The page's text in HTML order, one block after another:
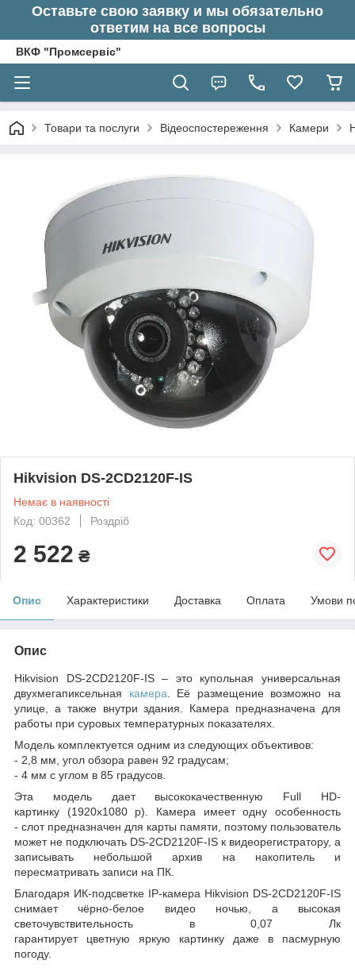
Оставьте свою заявку и мы обязательно
ответим на все вопросы
ВКФ "Промсервіс"
Товари та послуги Відеоспостереження Камери
Hikvision DS-2CD2120F-IS
Немає в наявності
Код: 00362
Роздріб
2 522 ₴
Опис Характеристики Доставка Оплата Умови
Опис
Hikvision DS-2CD2120F-IS – это купольная универсальная
двухмегапиксельная камера . Её размещение возможно на
улице, а также внутри здания. Камера предназначена для
работы при суровых температурных показателях.
Модель комплектуется одним из следующих объективов:
- 2,8 мм, угол обзора равен 92 градусам;
- 4 мм с углом в 85 градусов.
Эта модель дает высококачественную Full HD-
картинку (1920х1080 р). Камера имеет одну особенность
- слот предназначен для карты памяти, поэтому пользователь
может не подключать DS-2CD2120F-IS к видеорегистратору, а
записывать небольшой архив на накопитель и
пересматривать записи на ПК.
Благодаря ИК-подсветке IP-камера Hikvision DS-2CD2120F-IS
снимает чёрно-белое видео ночью, а высокая
светочувствительность в 0,07 Лк
гарантирует цветную яркую картинку даже в пасмурную
погоду.